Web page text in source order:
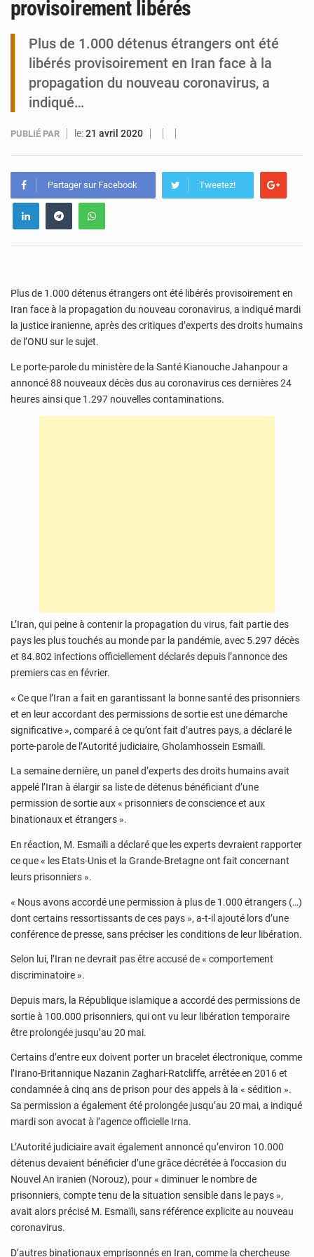
provisoirement libérés
Plus de 1.000 détenus étrangers ont été
libérés provisoirement en Iran face à la
propagation du nouveau coronavirus, a
indiqué…
PUBLIÉ PAR le:21 avril 2020
Partager sur Facebook Tweetez!
Plus de 1.000 détenus étrangers ont été libérés provisoirement en
Iran face à la propagation du nouveau coronavirus, a indiqué mardi
la justice iranienne, après des critiques d’experts des droits humains
de l’ONU sur le sujet.
Le porte-parole du ministère de la Santé Kianouche Jahanpour a
annoncé 88 nouveaux décès dus au coronavirus ces dernières 24
heures ainsi que 1.297 nouvelles contaminations.
L’Iran, qui peine à contenir la propagation du virus, fait partie des
pays les plus touchés au monde par la pandémie, avec 5.297 décès
et 84.802 infections officiellement déclarés depuis l’annonce des
premiers cas en février.
« Ce que l’Iran a fait en garantissant la bonne santé des prisonniers
et en leur accordant des permissions de sortie est une démarche
significative », comparé à ce qu’ont fait d’autres pays, a déclaré le
porte-parole de l’Autorité judiciaire, Gholamhossein Esmaïli.
La semaine dernière, un panel d’experts des droits humains avait
appelé l’Iran à élargir sa liste de détenus bénéficiant d’une
permission de sortie aux « prisonniers de conscience et aux
binationaux et étrangers ».
En réaction, M. Esmaïli a déclaré que les experts devraient rapporter
ce que « les Etats-Unis et la Grande-Bretagne ont fait concernant
leurs prisonniers ».
« Nous avons accordé une permission à plus de 1.000 étrangers (…)
dont certains ressortissants de ces pays », a-t-il ajouté lors d’une
conférence de presse, sans préciser les conditions de leur libération.
Selon lui, l’Iran ne devrait pas être accusé de « comportement
discriminatoire ».
Depuis mars, la République islamique a accordé des permissions de
sortie à 100.000 prisonniers, qui ont vu leur libération temporaire
être prolongée jusqu’au 20 mai.
Certains d’entre eux doivent porter un bracelet électronique, comme
l’Irano-Britannique Nazanin Zaghari-Ratcliffe, arrêtée en 2016 et
condamnée à cinq ans de prison pour des appels à la « sédition ».
Sa permission a également été prolongée jusqu’au 20 mai, a indiqué
mardi son avocat à l’agence officielle Irna.
L’Autorité judiciaire avait également annoncé qu’environ 10.000
détenus devaient bénéficier d’une grâce décrétée à l’occasion du
Nouvel An iranien (Norouz), pour « diminuer le nombre de
prisonniers, compte tenu de la situation sensible dans le pays »,
avait alors précisé M. Esmaïli, sans référence explicite au nouveau
coronavirus.
D’autres binationaux emprisonnés en Iran, comme la chercheuse